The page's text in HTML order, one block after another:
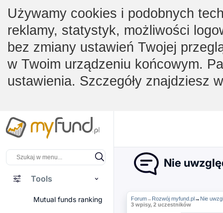
Używamy cookies i podobnych
reklamy, statystyk, możliwości
bez zmiany ustawień Twojej
w Twoim urządzeniu końcowym.
ustawienia. Szczegóły znajdziesz
Tools
Mutual funds ranking
Nie
Forum→ Rozwój myfund.pl→ Nie
3 wpisy, 2 uczestników